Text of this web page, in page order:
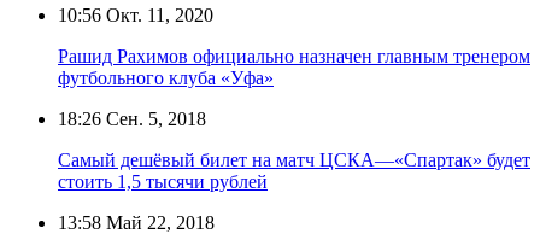
10:56 Окт. 11, 2020
Рашид Рахимов официально назначен главным тренером
футбольного клуба «Уфа»
18:26 Сен. 5, 2018
Самый дешёвый билет на матч ЦСКА—«Спартак» будет
стоить 1,5 тысячи рублей
13:58 Май 22, 2018